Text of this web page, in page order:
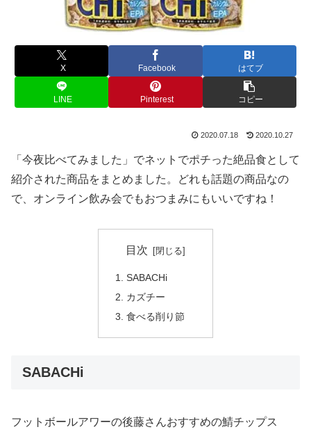
X Facebook はてブ
LINE Pinterest コピー
2020.07.18 2020.10.27
「今夜比べてみました」でネットでポチった絶品食として
紹介された商品をまとめました。どれも話題の商品なの
で、オンライン飲み会でもおつまみにもいいですね！
目次
SABACHi
カズチー
食べる削り節
SABACHi
フットボールアワーの後藤さんおすすめの鯖チップス